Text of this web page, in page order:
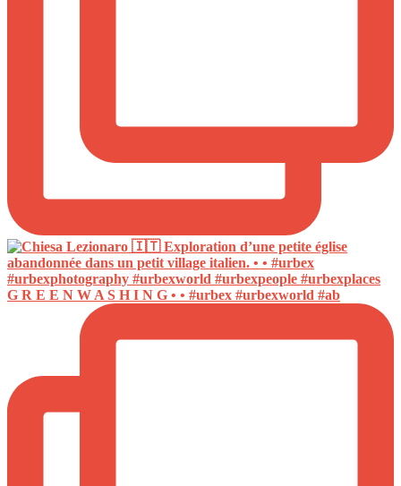
G R E E N W A S H I N G • • #urbex #urbexworld #ab